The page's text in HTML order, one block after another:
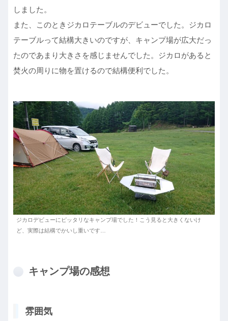
しました。
また、このときジカロテーブルのデビューでした。ジカロ
テーブルって結構大きいのですが、キャンプ場が広大だっ
たのであまり大きさを感じませんでした。ジカロがあると
焚火の周りに物を置けるので結構便利でした。
ジカロデビューにピッタリなキャンプ場でした！こう見ると大きくないけ
ど、実際は結構でかいし重いです…
キャンプ場の感想
雰囲気